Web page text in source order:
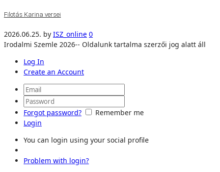
Filotás Karina versei
2026.06.25. by ISZ_online 0
Irodalmi Szemle 2026-- Oldalunk tartalma szerzői jog alatt áll
Log In
Create an Account
Forgot password?
Remember me
Login
You can login using your social profile
Problem with login?